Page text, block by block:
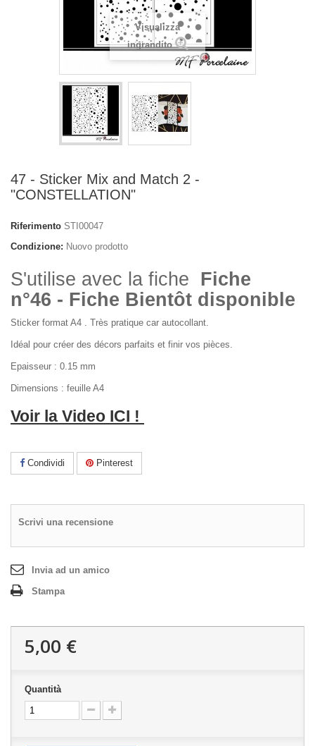
Visualizza
ingrandito
47 - Sticker Mix and Match 2 -
"CONSTELLATION"
Riferimento STI00047
Condizione: Nuovo prodotto
S'utilise avec la fiche Fiche
n°46 - Fiche Bientôt disponible
Sticker format A4 . Très pratique car autocollant.
Idéal pour créer des décors parfaits et finir vos pièces.
Epaisseur : 0.15 mm
Dimensions : feuille A4
Voir la Video ICI !
Condividi Pinterest
Scrivi una recensione
Invia ad un amico
Stampa
5,00 €
Quantità